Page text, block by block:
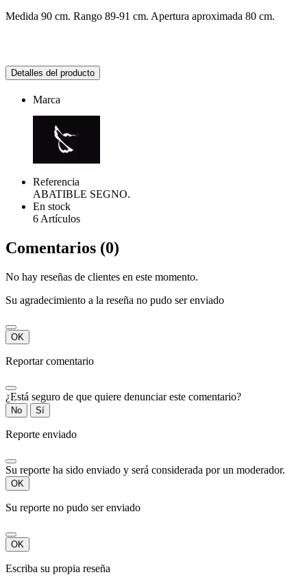
Medida 90 cm. Rango 89-91 cm. Apertura aproximada 80 cm.
Detalles del producto
Marca
Referencia
ABATIBLE SEGNO.
En stock
6 Artículos
Comentarios (0)
No hay reseñas de clientes en este momento.
Su agradecimiento a la reseña no pudo ser enviado
OK
Reportar comentario
¿Está seguro de que quiere denunciar este comentario?
No Sí
Reporte enviado
Su reporte ha sido enviado y será considerada por un moderador.
OK
Su reporte no pudo ser enviado
OK
Escriba su propia reseña